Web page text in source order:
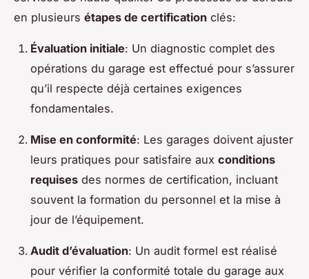
en plusieurs étapes de certification clés:
Évaluation initiale: Un diagnostic complet des
opérations du garage est effectué pour s’assurer
qu’il respecte déjà certaines exigences
fondamentales.
Mise en conformité: Les garages doivent ajuster
leurs pratiques pour satisfaire aux conditions
requises des normes de certification, incluant
souvent la formation du personnel et la mise à
jour de l’équipement.
Audit d’évaluation: Un audit formel est réalisé
pour vérifier la conformité totale du garage aux